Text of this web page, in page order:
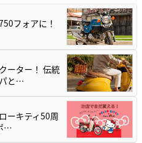
フォアに！
ーター！ 伝統
と…
ーキティ50周
…